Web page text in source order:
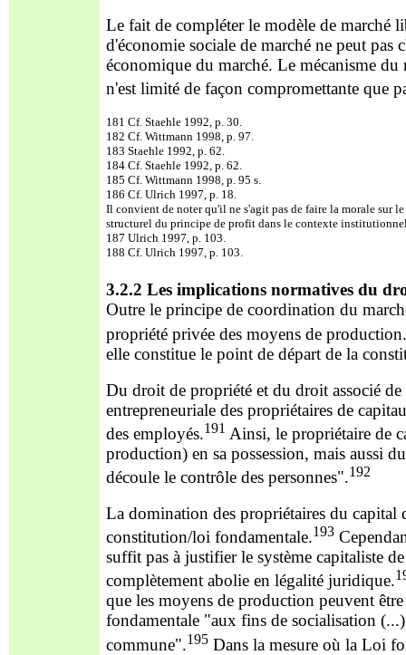
Le fait de compléter le modèle de marché
d'économie sociale de marché ne peut pas
économique du marché. Le mécanisme du
n'est limité de façon compromettante que
181 Cf. Staehle 1992, p. 30.
182 Cf. Wittmann 1998, p. 97.
183 Staehle 1992, p. 62.
184 Cf. Staehle 1992, p. 62.
185 Cf. Wittmann 1998, p. 95 s.
186 Cf. Ulrich 1997, p. 18.
Il convient de noterqu'il ne s'agit pas de faire la morale sur
structurel du principe de profit dans le contexte
187 Ulrich 1997, p. 103.
188 Cf. Ulrich 1997, p. 103.
3.2.2 Les implications normatives du
Outre le principe de coordination du
propriété privée des moyens de production.
elle constitue le point de départ de la
Du droit de propriété et du droit associé
entrepreneuriale des propriétaires de
des employés.191 Ainsi, le propriétaire de
production) en sa possession, mais aussi
découle le contrôle des personnes".192
La domination des propriétaires du capital
constitution/loi fondamentale.193
suffit pas à justifier le système capitaliste
complètement abolie en légalité juridique.
que les moyens de production peuvent être
fondamentale "aux fins de socialisation
commune".195 Dans la mesure où la Loi